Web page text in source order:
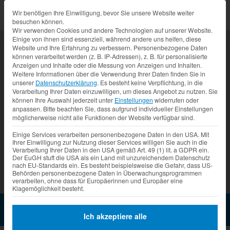
Prev
V08 – GA 4000-8 EAV
Datenschutz-Präferenz
Wir benötigen Ihre Einwilligung, bevor Sie unsere Website weiter
besuchen können.
Wir verwenden Cookies und andere Technologien auf unserer Website.
Einige von ihnen sind essenziell, während andere uns helfen, diese
Website und Ihre Erfahrung zu verbessern. Personenbezogene Daten
können verarbeitet werden (z. B. IP-Adressen), z. B. für personalisierte
Anzeigen und Inhalte oder die Messung von Anzeigen und Inhalten.
Weitere Informationen über die Verwendung Ihrer Daten finden Sie in
unserer Datenschutzerklärung. Es besteht keine Verpflichtung, in die
Verarbeitung Ihrer Daten einzuwilligen, um dieses Angebot zu nutzen. Sie
können Ihre Auswahl jederzeit unter Einstellungen widerrufen oder
anpassen. Bitte beachten Sie, dass aufgrund individueller Einstellungen
möglicherweise nicht alle Funktionen der Website verfügbar sind.
Einige Services verarbeiten personenbezogene Daten in den USA. Mit
Ihrer Einwilligung zur Nutzung dieser Services willigen Sie auch in die
Verarbeitung Ihrer Daten in den USA gemäß Art. 49 (1) lit. a GDPR ein.
Der EuGH stuft die USA als ein Land mit unzureichendem Datenschutz
nach EU-Standards ein. Es besteht beispielsweise die Gefahr, dass US-
Behörden personenbezogene Daten in Überwachungsprogrammen
verarbeiten, ohne dass für Europäerinnen und Europäer eine
Klagemöglichkeit besteht.
Ich akzeptiere alle